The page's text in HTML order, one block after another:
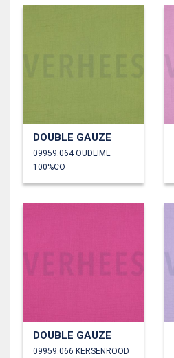
DOUBLE GAUZE
09959.064 OUDLIME
100%CO
DOUBLE GAUZE
09959.066 KERSENROOD